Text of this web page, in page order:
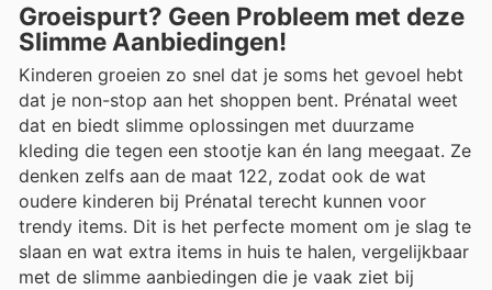
Groeispurt? Geen Probleem met deze
Slimme Aanbiedingen!
Kinderen groeien zo snel dat je soms het gevoel hebt
dat je non-stop aan het shoppen bent. Prénatal weet
dat en biedt slimme oplossingen met duurzame
kleding die tegen een stootje kan én lang meegaat. Ze
denken zelfs aan de maat 122, zodat ook de wat
oudere kinderen bij Prénatal terecht kunnen voor
trendy items. Dit is het perfecte moment om je slag te
slaan en wat extra items in huis te halen, vergelijkbaar
met de slimme aanbiedingen die je vaak ziet bij